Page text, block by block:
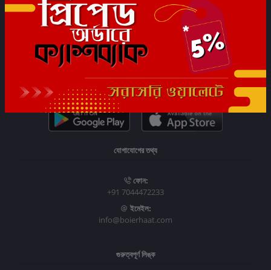
সাবস্ক্রাইব
যোগাযোগের তথ্য
ফোন:
+91 7044472233
ইমেইল:
info@boierhaat.com
গুরুত্বপূর্ণ লিঙ্ক